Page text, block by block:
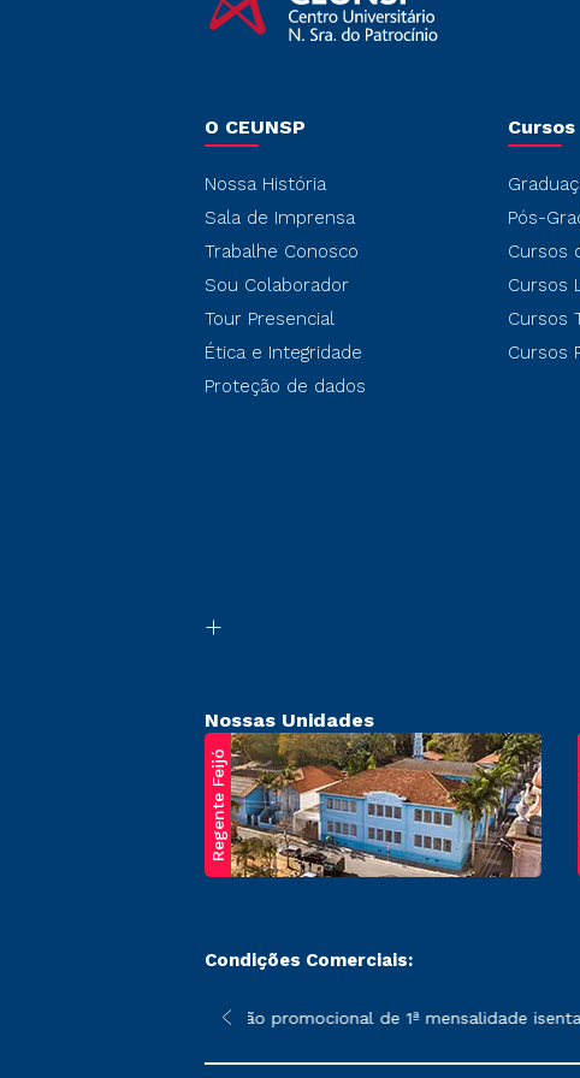
O CEUNSP
Nossa História
Sala de Imprensa
Trabalhe Conosco
Sou Colaborador
Tour Presencial
Ética e Integridade
Proteção de dados
Cursos
Pós-
Cursos
Cursos
Cursos
Cursos
Nossas Unidades
Regente Feijó
Condições Comerciais:
sofrer alterações nos períodos de rematrícula conforme
*A condição promocional de 1ª mensalidade